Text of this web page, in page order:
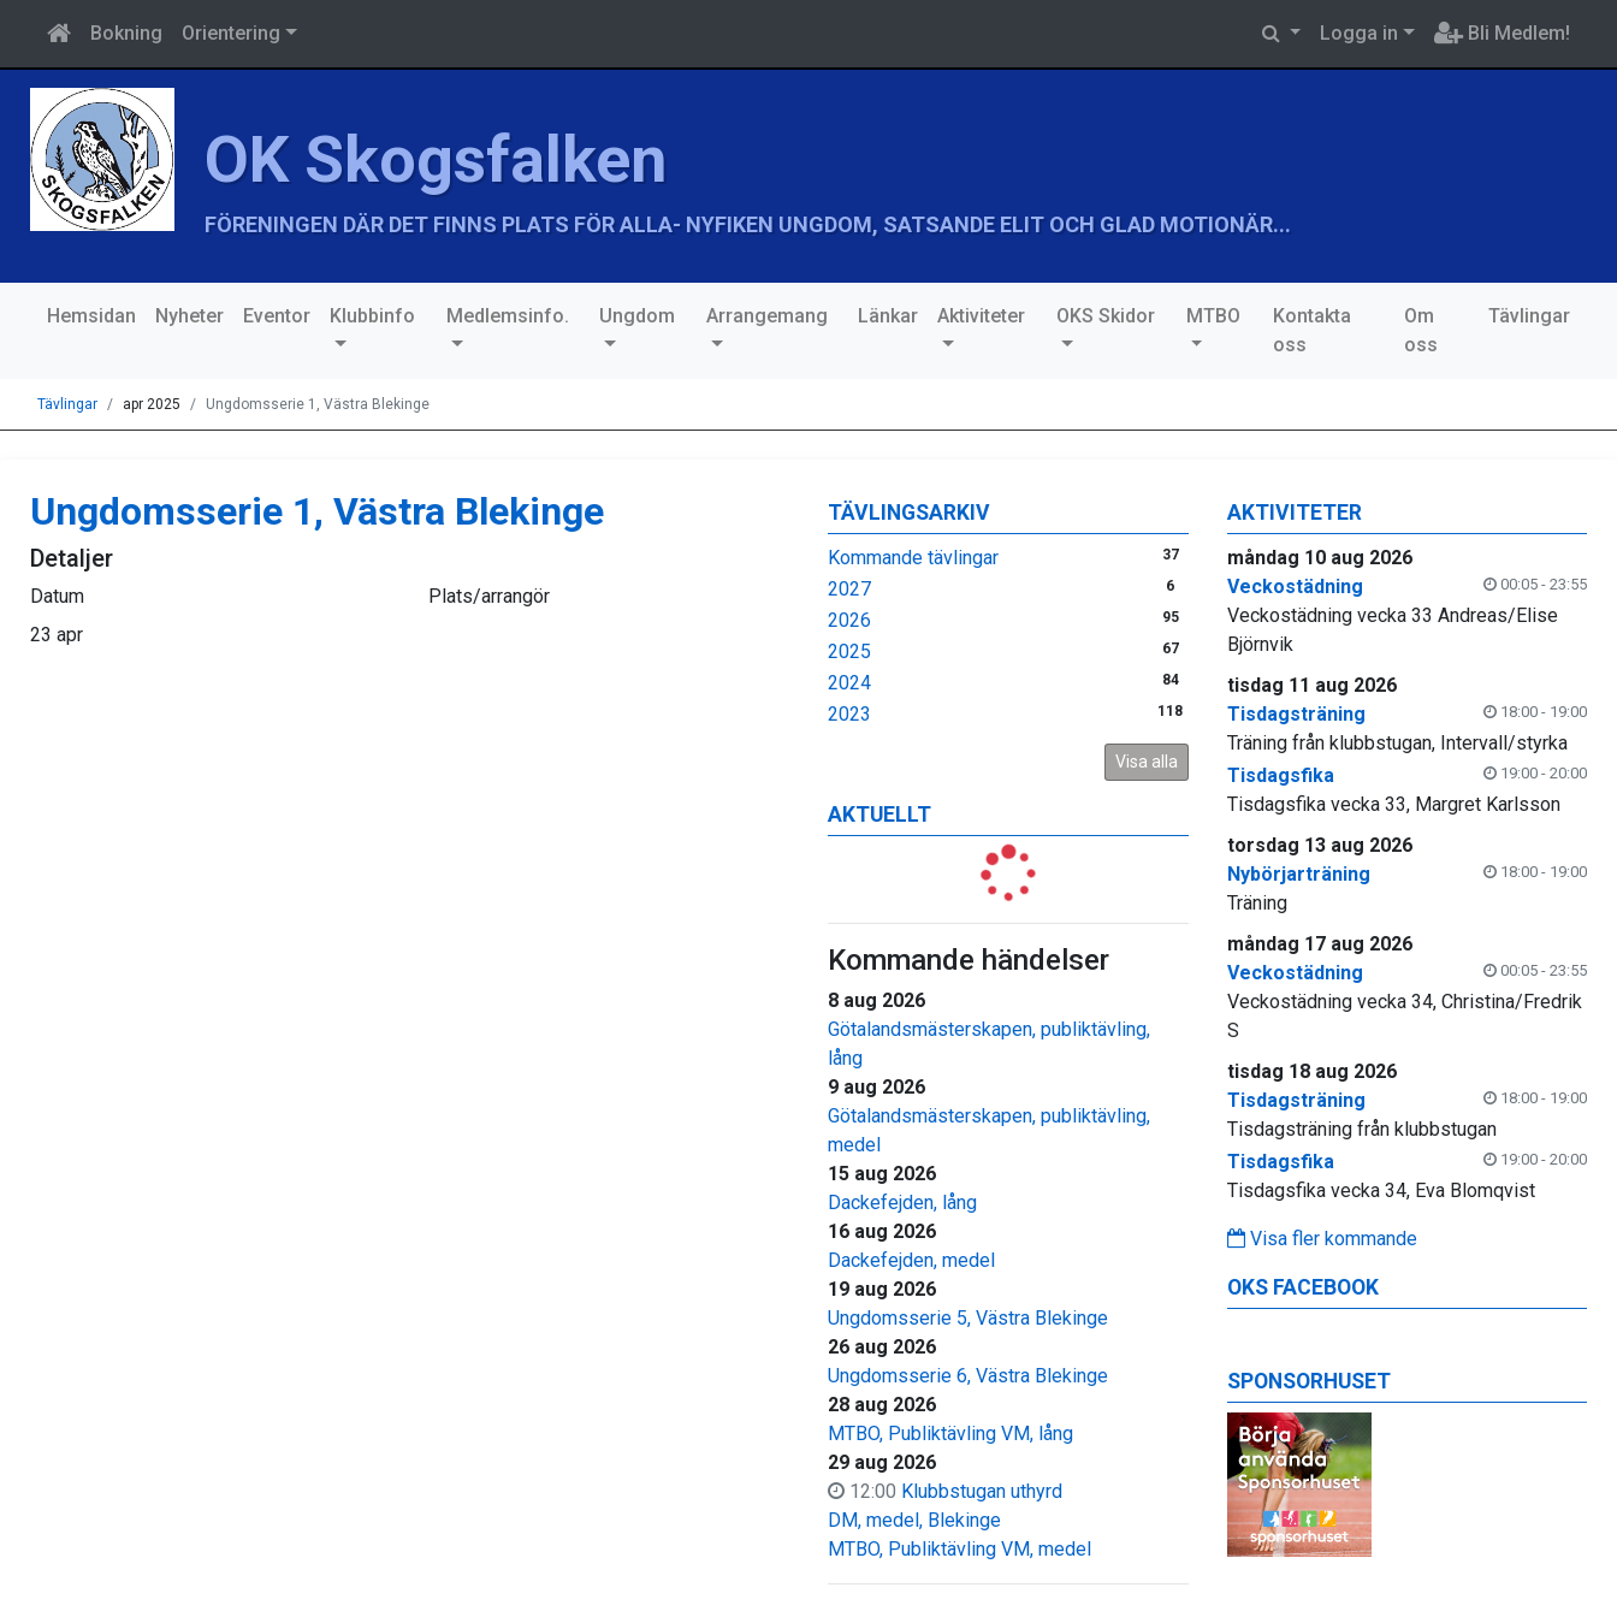
Bokning Orientering Logga in Bli Medlem!
OK Skogsfalken
FÖRENINGEN DÄR DET FINNS PLATS FÖR ALLA- NYFIKEN UNGDOM, SATSANDE ELIT OCH GLAD MOTIONÄR...
Hemsidan Nyheter Eventor Klubbinfo Medlemsinfo. Ungdom Arrangemang Länkar Aktiviteter OKS Skidor MTBO
Kontakta
oss
Om
oss
Tävlingar
Tävlingar apr 2025 Ungdomsserie 1, Västra Blekinge
TÄVLINGSARKIV
Kommande tävlingar 37
2027 6
2026 95
2025 67
2024 84
2023 118
Visa alla
AKTUELLT
Kommande händelser
8 aug 2026
Götalandsmästerskapen, publiktävling,
lång
9 aug 2026
Götalandsmästerskapen, publiktävling,
medel
15 aug 2026
Dackefejden, lång
16 aug 2026
Dackefejden, medel
19 aug 2026
Ungdomsserie 5, Västra Blekinge
26 aug 2026
Ungdomsserie 6, Västra Blekinge
28 aug 2026
MTBO, Publiktävling VM, lång
29 aug 2026
12:00 Klubbstugan uthyrd
DM, medel, Blekinge
MTBO, Publiktävling VM, medel
Ungdomsserie 1, Västra Blekinge
Detaljer
Datum
23 apr
Plats/arrangör
AKTIVITETER
måndag 10 aug 2026
Veckostädning
00:05 - 23:55
Veckostädning vecka 33 Andreas/Elise
Björnvik
tisdag 11 aug 2026
Tisdagsträning
18:00 - 19:00
Träning från klubbstugan, Intervall/styrka
Tisdagsfika
19:00 - 20:00
Tisdagsfika vecka 33, Margret Karlsson
torsdag 13 aug 2026
Nybörjarträning
18:00 - 19:00
Träning
måndag 17 aug 2026
Veckostädning
00:05 - 23:55
Veckostädning vecka 34, Christina/Fredrik
S
tisdag 18 aug 2026
Tisdagsträning
18:00 - 19:00
Tisdagsträning från klubbstugan
Tisdagsfika
19:00 - 20:00
Tisdagsfika vecka 34, Eva Blomqvist
Visa fler kommande
OKS FACEBOOK
SPONSORHUSET